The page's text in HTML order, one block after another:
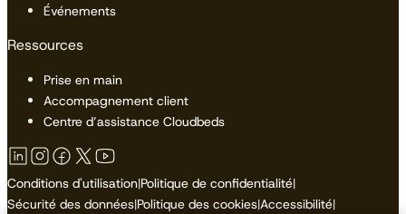
Événements
Ressources
Prise en main
Accompagnement client
Centre d’assistance Cloudbeds
Conditions d'utilisation|Politique de confidentialité|
Sécurité des données|Politique des cookies|Accessibilité|